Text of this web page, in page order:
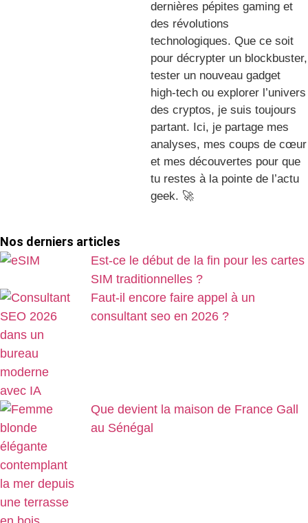
dernières pépites gaming et
des révolutions
technologiques. Que ce soit
pour décrypter un blockbuster,
tester un nouveau gadget
high-tech ou explorer l’univers
des cryptos, je suis toujours
partant. Ici, je partage mes
analyses, mes coups de cœur
et mes découvertes pour que
tu restes à la pointe de l’actu
geek. 🚀
Nos derniers articles
Est-ce le début de la fin pour les cartes
SIM traditionnelles ?
Faut-il encore faire appel à un
consultant seo en 2026 ?
Que devient la maison de France Gall
au Sénégal